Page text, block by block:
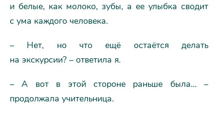
и белые, как молоко, зубы, а ее улыбка сводит
с ума каждого человека.
– Нет, но что ещё остаётся делать
на экскурсии? – ответила я.
– А вот в этой стороне раньше была… –
продолжала учительница.